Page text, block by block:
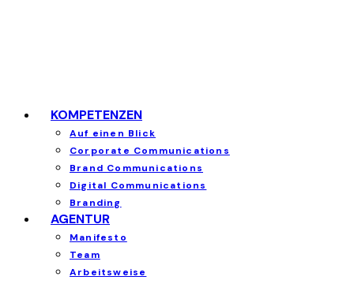
KOMPETENZEN
Auf einen Blick
Corporate Communications
Brand Communications
Digital Communications
Branding
AGENTUR
Manifesto
Team
Arbeitsweise